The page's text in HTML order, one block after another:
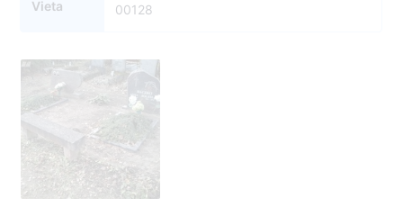
Vieta 00128